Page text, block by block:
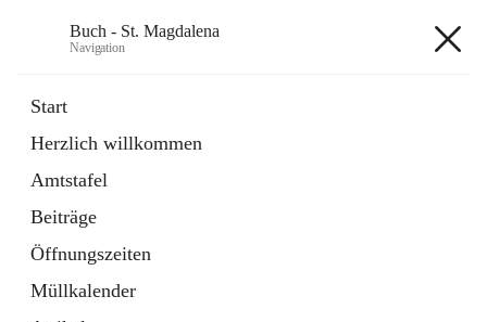
Buch - St. Magdalena
Navigation
Start
Herzlich willkommen
Amtstafel
Beiträge
Öffnungszeiten
Müllkalender
11 Schnellzugriffe
Bürgerservice
10 Schnellzugriffe